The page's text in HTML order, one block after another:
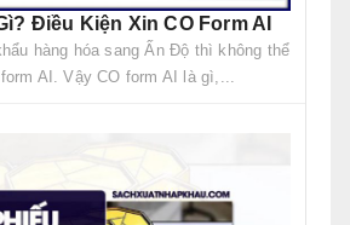
Điều Kiện Xin CO Form AI
hàng hóa sang Ấn Độ thì không thể
AI. Vậy CO form AI là gì,...